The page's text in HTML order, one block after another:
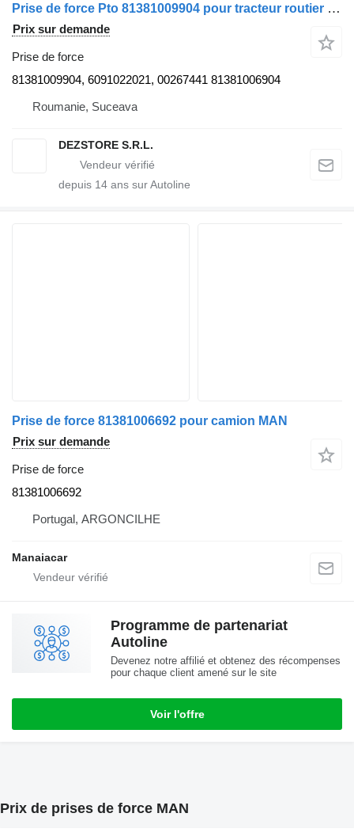
Prise de force Pto 81381009904 pour tracteur routier MAN TGX
Prix sur demande
Prise de force
81381009904, 6091022021, 00267441 81381006904
Roumanie, Suceava
DEZSTORE S.R.L.
depuis 14 ans sur Autoline
Prise de force 81381006692 pour camion MAN
Prix sur demande
Prise de force
81381006692
Portugal, ARGONCILHE
Manaiacar
Programme de partenariat
Autoline
Devenez notre affilié et obtenez des récompenses
pour chaque client amené sur le site
Voir l'offre
Prix de prises de force MAN